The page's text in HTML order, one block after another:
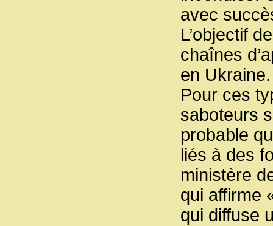
avec
L’objectif
chaînes
en Ukraine.
Pour ces
saboteurs
probable
liés à des
ministère
qui affirme
qui diffuse